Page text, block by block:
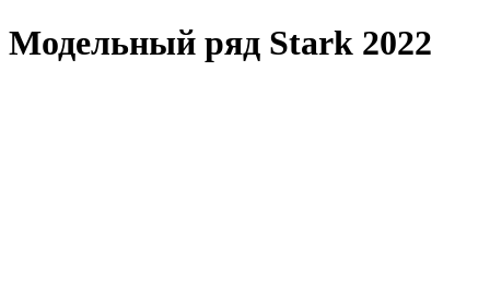
Модельный ряд Stark 2022